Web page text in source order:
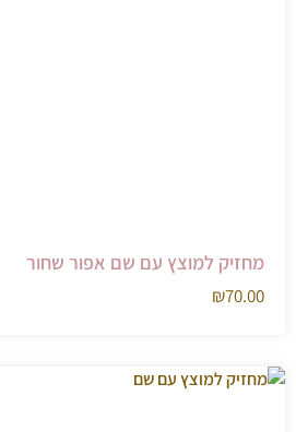
מחזיק למוצץ עם שם אפור שחור
₪70.00